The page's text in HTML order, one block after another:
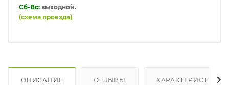
Сб-Вс: выходной.
(схема проезда)
ОПИСАНИЕ ОТЗЫВЫ ХАРАКТЕРИСТИКИ